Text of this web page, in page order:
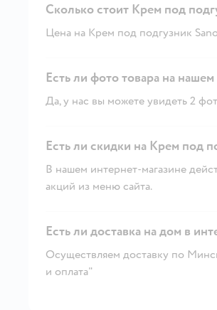
Сколько стоит Крем под
Цена на Крем под подгузник
Есть ли фото товара на нашем
Да, у нас вы можете увидеть 2
Есть ли скидки на Крем под
В нашем интернет-магазине
акций из меню сайта.
Есть ли доставка на дом в
Осуществляем доставку по
и оплата"